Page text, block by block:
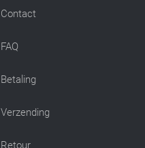
Contact
FAQ
Betaling
Verzending
Retour